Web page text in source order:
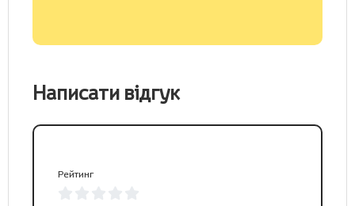
Написати відгук
Рейтинг